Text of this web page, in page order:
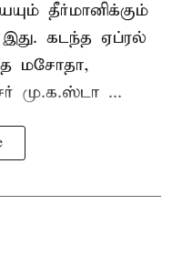
தீர்மானிக்கும்
இது. கடந்த ஏப்ரல்
மசோதா,
மு.க.ஸ்டா ...